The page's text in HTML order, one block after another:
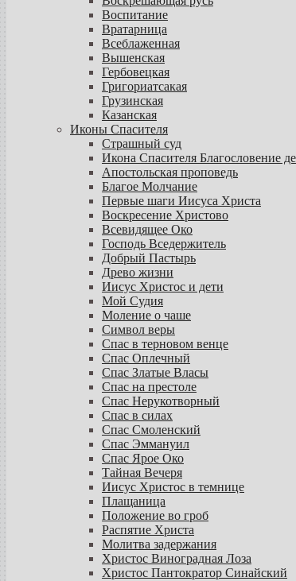
Воспитание
Вратарница
Всеблаженная
Вышенская
Гербовецкая
Григориатсакая
Грузинская
Казанская
Иконы Спасителя
Страшный суд
Икона Спасителя Благословение
Апостольская проповедь
Благое Молчание
Первые шаги Иисуса Христа
Воскресение Христово
Всевидящее Око
Господь Вседержитель
Добрый Пастырь
Древо жизни
Иисус Христос и дети
Мой Судия
Моление о чаше
Символ веры
Спас в терновом венце
Спас Оплечный
Спас Златые Власы
Спас на престоле
Спас Нерукотворный
Спас в силах
Спас Смоленский
Спас Эммануил
Спас Ярое Око
Тайная Вечеря
Иисус Христос в темнице
Плащаница
Положение во гроб
Распятие Христа
Молитва задержания
Христос Виноградная Лоза
Христос Пантократор Синайский